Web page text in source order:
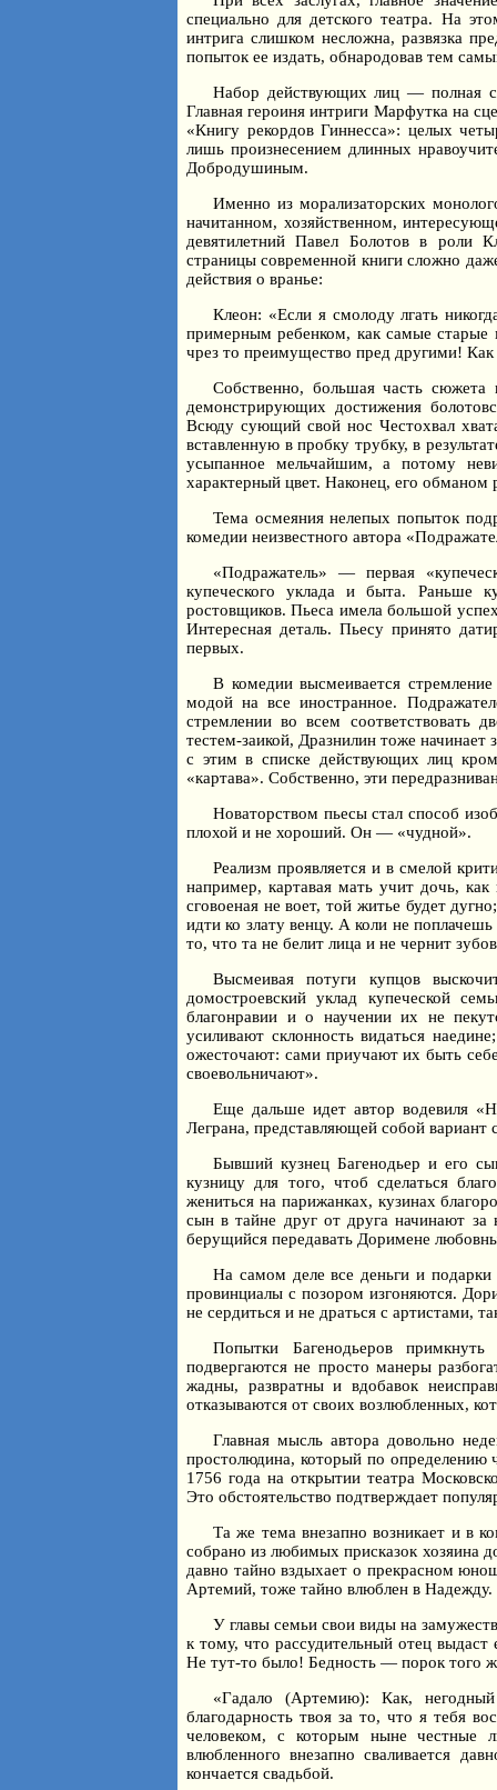
специально для детского театра. На
интрига слишком несложна, развязка
попыток ее издать, обнародовав тем
Набор действующих лиц — полная
Главная героиня интриги Марфутка на
«Книгу рекордов Гиннесса»: целых
лишь произнесением длинных
Добродушиным.
Именно из морализаторских
начитанном, хозяйственном,
девятилетний Павел Болотов в роли
страницы современной книги сложно
действия о вранье:
Клеон: «Если я смолоду лгать
примерным ребенком, как самые старые
чрез то преимущество пред другими! Как
Собственно, большая часть
демонстрирующих достижения
Всюду сующий свой нос Честохвал
вставленную в пробку трубку, в
усыпанное мельчайшим, а потому
характерный цвет. Наконец, его
Тема осмеяния нелепых попыток
комедии неизвестного автора
«Подражатель» — первая
купеческого уклада и быта. Раньше
ростовщиков. Пьеса имела большой
Интересная деталь. Пьесу принято
первых.
В комедии высмеивается
модой на все иностранное.
стремлении во всем соответствовать
тестем-заикой, Дразнилин тоже начинает
с этим в списке действующих лиц
«картава». Собственно, эти
Новаторством пьесы стал способ
плохой и не хороший. Он — «чудной».
Реализм проявляется и в смелой
например, картавая мать учит дочь,
сговоеная не воет, той житье будет
идти ко злату венцу. А коли не
то, что та не белит лица и не чернит
Высмеивая потуги купцов
домостроевский уклад купеческой
благонравии и о научении их не
усиливают склонность видаться
ожесточают: сами приучают их быть
своевольничают».
Еще дальше идет автор водевиля
Леграна, представляющей собой
Бывший кузнец Багенодьер и его
кузницу для того, чтоб сделаться
жениться на парижанках, кузинах
сын в тайне друг от друга начинают
берущийся передавать Доримене
На самом деле все деньги и
провинциалы с позором изгоняются.
не сердиться и не драться с артистами,
Попытки Багенодьеров
подвергаются не просто манеры
жадны, развратны и вдобавок
отказываются от своих возлюбленных,
Главная мысль автора довольно
простолюдина, который по определению
1756 года на открытии театра
Это обстоятельство подтверждает
Та же тема внезапно возникает и в
собрано из любимых присказок
давно тайно вздыхает о прекрасном
Артемий, тоже тайно влюблен в Надежду.
У главы семьи свои виды на
к тому, что рассудительный отец
Не тут-то было! Бедность — порок того
«Гадало (Артемию): Как,
благодарность твоя за то, что я тебя
человеком, с которым ныне честные
влюбленного внезапно сваливается
кончается свадьбой.